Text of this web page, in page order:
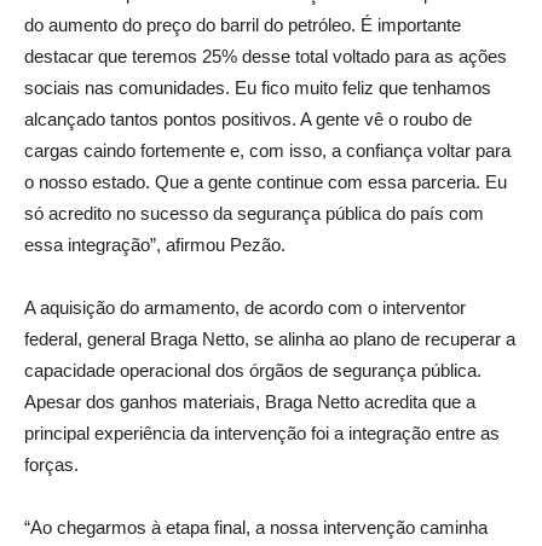
do aumento do preço do barril do petróleo. É importante
destacar que teremos 25% desse total voltado para as ações
sociais nas comunidades. Eu fico muito feliz que tenhamos
alcançado tantos pontos positivos. A gente vê o roubo de
cargas caindo fortemente e, com isso, a confiança voltar para
o nosso estado. Que a gente continue com essa parceria. Eu
só acredito no sucesso da segurança pública do país com
essa integração”, afirmou Pezão.
A aquisição do armamento, de acordo com o interventor
federal, general Braga Netto, se alinha ao plano de recuperar a
capacidade operacional dos órgãos de segurança pública.
Apesar dos ganhos materiais, Braga Netto acredita que a
principal experiência da intervenção foi a integração entre as
forças.
“Ao chegarmos à etapa final, a nossa intervenção caminha